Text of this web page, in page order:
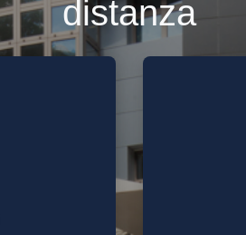
distanza